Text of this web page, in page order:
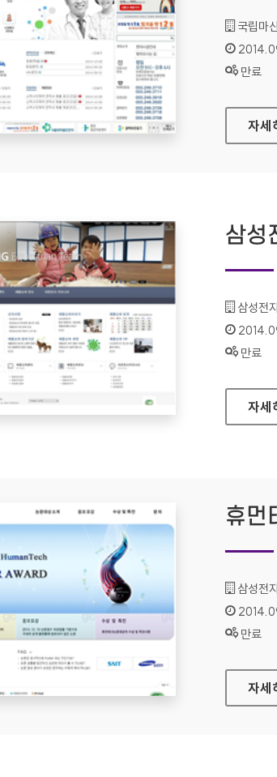
기관명 :
국립마
인증기
상태 :
만료
국립
자세
삼성
기관명 :
삼성전
인증기
상태 :
만료
삼성
자세
휴먼
기관명 :
삼성전
인증기
상태 :
만료
휴먼
자세